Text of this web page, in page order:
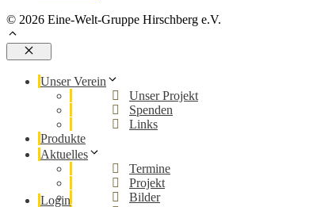
© 2026 Eine-Welt-Gruppe Hirschberg e.V.
Schließen
Unser Verein
Unser Projekt
Spenden
Links
Produkte
Aktuelles
Termine
Projekt
Bilder
Login